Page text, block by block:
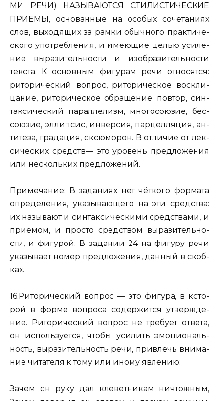
МИ РЕЧИ) НА­ЗЫ­ВА­ЮТ­СЯ СТИ­ЛИ­СТИ­ЧЕ­СКИЕ
ПРИ­Е­МЫ, ос­но­ван­ные на осо­бых со­че­та­ни­ях
слов, вы­хо­дя­щих за рамки обыч­но­го прак­ти­че­
ско­го упо­треб­ле­ния, и име­ю­щие целью уси­ле­
ние вы­ра­зи­тель­но­сти и изоб­ра­зи­тель­но­сти
тек­ста. К ос­нов­ным фи­гу­рам речи от­но­сят­ся:
ри­то­ри­че­ский во­прос, ри­то­ри­че­ское вос­кли­
ца­ние, ри­то­ри­че­ское об­ра­ще­ние, по­втор, син­
так­си­че­ский па­рал­ле­лизм, мно­го­со­ю­зие, бес­
со­ю­зие, эл­лип­сис, ин­вер­сия, пар­цел­ля­ция, ан­
ти­те­за, гра­да­ция, ок­сю­мо­рон. В от­ли­чие от лек­
си­че­ских средств— это уро­вень пред­ло­же­ния
или не­сколь­ких пред­ло­же­ний.
При­ме­ча­ние: В за­да­ни­ях нет чёткого фор­ма­та
опре­де­ле­ния, ука­зы­ва­ю­ще­го на эти сред­ства:
их на­зы­ва­ют и син­так­си­че­ски­ми сред­ства­ми, и
приёмом, и про­сто сред­ством вы­ра­зи­тель­но­
сти, и фи­гу­рой. В за­да­нии 24 на фи­гу­ру речи
ука­зы­ва­ет номер пред­ло­же­ния, дан­ный в скоб­
ках.
16.Ри­то­ри­че­ский во­прос — это фи­гу­ра, в ко­то­
рой в форме во­про­са со­дер­жит­ся утвер­жде­
ние. Ри­то­ри­че­ский во­прос не тре­бу­ет от­ве­та,
он ис­поль­зу­ет­ся, чтобы уси­лить эмо­ци­о­наль­
ность, вы­ра­зи­тель­ность речи, при­влечь вни­ма­
ние чи­та­те­ля к тому или иному яв­ле­нию:
Зачем он руку дал кле­вет­ни­кам ни­чтож­ным,